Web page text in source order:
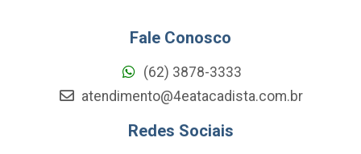
Fale Conosco
(62) 3878-3333
atendimento@4eatacadista.com.br
Redes Sociais